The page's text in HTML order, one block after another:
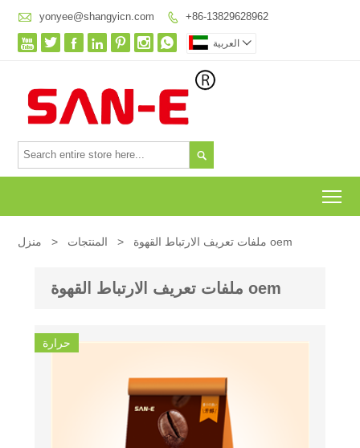
 yonyee@shangyicn.com  +86-13829628962
       العربية 

منزل > المنتجات > ملفات تعريف الارتباط القهوة oem
ملفات تعريف الارتباط القهوة oem
حرارة